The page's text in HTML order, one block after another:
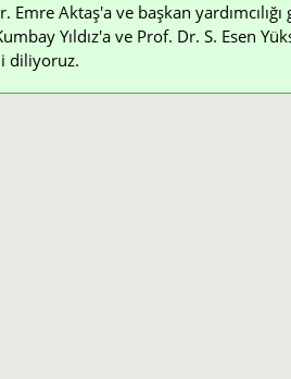
Emre Aktaş'a ve başkan
Yıldız'a ve Prof. Dr. S. Esen
diliyoruz.